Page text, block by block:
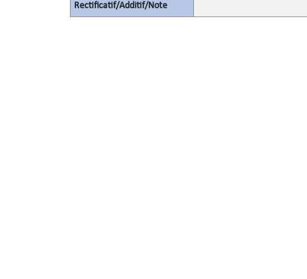
Rectificatif/Additif/Note